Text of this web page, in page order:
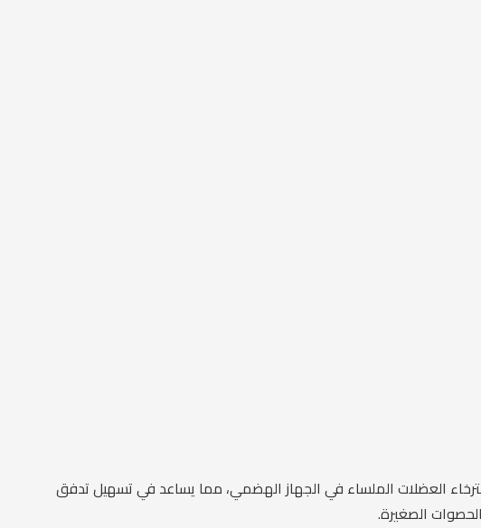
العضلات الملساء في الجهاز الهضمي، مما يساعد في تسهيل تدفق
الصغيرة.